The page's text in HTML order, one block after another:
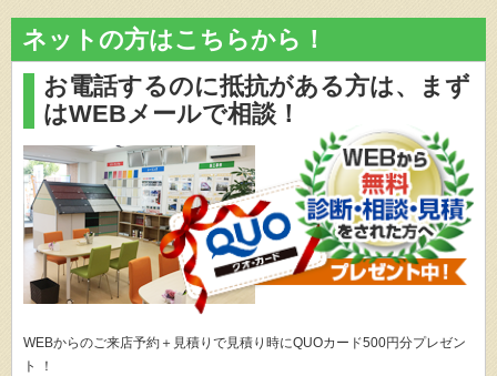
ネットの方はこちらから！
お電話するのに抵抗がある方は、
まず
はWEBメールで相談！
WEBからのご来店予約＋見積りで見積り時にQUOカード500円分プレゼン
ト ！